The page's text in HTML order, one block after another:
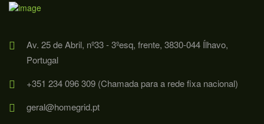
Av. 25 de Abril, nº33 - 3ºesq, frente, 3830-044 Ílhavo,
Portugal
+351 234 096 309 (Chamada para a rede fixa nacional)
geral@homegrid.pt